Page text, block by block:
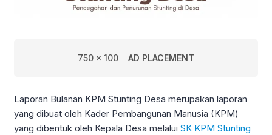
750 x 100 AD PLACEMENT
Laporan Bulanan KPM Stunting Desa merupakan laporan
yang dibuat oleh Kader Pembangunan Manusia (KPM)
yang dibentuk oleh Kepala Desa melalui SK KPM Stunting